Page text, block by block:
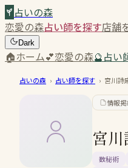
占いの森
恋愛の森占い師を探す店舗
Dark
🏠ホーム💕恋愛の森🔮占い
占いの森 › 占い師を探す › 宮川詩
情報
宮
数秘術